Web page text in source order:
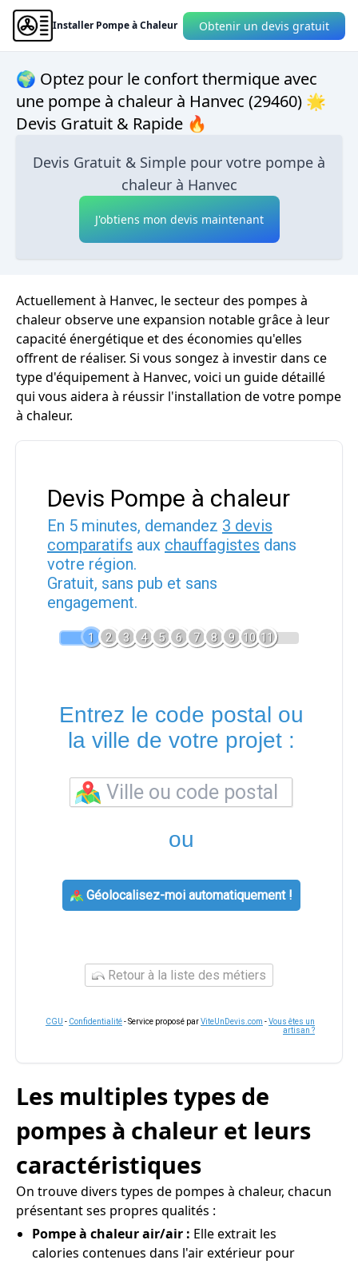
Installer Pompe à Chaleur Obtenir un devis gratuit
🌍 Optez pour le confort thermique avec
une pompe à chaleur à Hanvec (29460) 🌟
Devis Gratuit & Rapide 🔥
Devis Gratuit & Simple pour votre pompe à
chaleur à Hanvec
J'obtiens mon devis maintenant
Actuellement à Hanvec, le secteur des pompes à
chaleur observe une expansion notable grâce à leur
capacité énergétique et des économies qu'elles
offrent de réaliser. Si vous songez à investir dans ce
type d'équipement à Hanvec, voici un guide détaillé
qui vous aidera à réussir l'installation de votre pompe
à chaleur.
Devis Pompe à chaleur
En 5 minutes, demandez 3 devis
comparatifs aux chauffagistes dans
votre région.
Gratuit, sans pub et sans
engagement.
1 2 3 4 5 6 7 8 9 10 11
Entrez le code postal ou
la ville de votre projet :
ou
Géolocalisez-moi automatiquement !
Retour à la liste des métiers
CGU - Confidentialité- Service proposé parViteUnDevis.com -Vous êtes un
artisan ?
Les multiples types de
pompes à chaleur et leurs
caractéristiques
On trouve divers types de pompes à chaleur, chacun
présentant ses propres qualités :
Pompe à chaleur air/air : Elle extrait les
calories contenues dans l'air extérieur pour